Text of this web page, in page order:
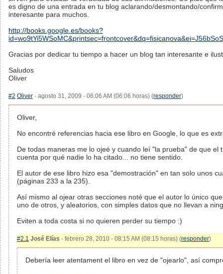
es digno de una entrada en tu blog aclarando/desmontando/
interesante para muchos.
http://books.google.es/books?
Gracias por dedicar tu tiempo a hacer un blog tan interesante e
Saludos
Oliver
#2 Oliver - agosto 31, 2009 - 06:06 AM (06:06 horas) (responder)
Oliver,
No encontré referencias hacia ese libro en Google, lo que es
De todas maneras me lo ojeé y cuando leí "la prueba" de que
cuenta por qué nadie lo ha citado... no tiene sentido.
El autor de ese libro hizo esa "demostración" en tan solo unos
(páginas 233 a la 235).
Así mismo al ojear otras secciones noté que el autor lo único
uno de otros, y aleatorios, con simples datos que no llevan a
Eviten a toda costa si no quieren perder su tiempo :)
#2.1 José Elías - febrero 28, 2010 - 08:15 AM (08:15 horas) (responder)
Debería leer atentament el libro en vez de "ojearlo", así